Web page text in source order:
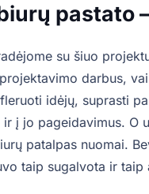
pastato
su šiuo
darbus,
idėjų, suprasti
ir į jo pageidavimus. O
patalpas nuomai.
taip sugalvota ir taip